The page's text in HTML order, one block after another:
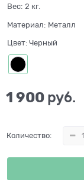
Вес: 2 кг.
Материал: Металл
Цвет: Черный
1 900 руб.
Количество: